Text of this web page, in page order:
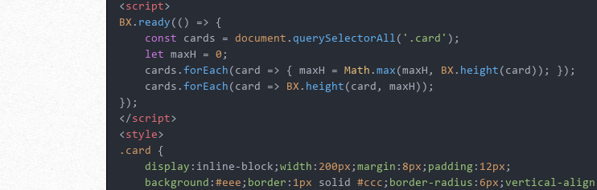
< script>
BX. ready ( () => {
const cards = document . querySelectorAll ( '.card' );
let maxH = 0 ;
    cards.
forEach ( card => { maxH = Math . max (maxH, BX. height (card)); });
    cards.
forEach ( card => BX. height (card, maxH));
</ script>
< style>
.card
{
display :inline-block; width : 200px ; margin : 8px ; padding : 12px ;
background : #eee ; border : 1px solid #ccc ; border-radius : 6px ; vertical-align